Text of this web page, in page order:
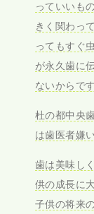
っていいも
きく関わっ
ってもすぐ
が永久歯に
ないからです
杜の都中央
は歯医者嫌
歯は美味し
供の成長に
子供の将来